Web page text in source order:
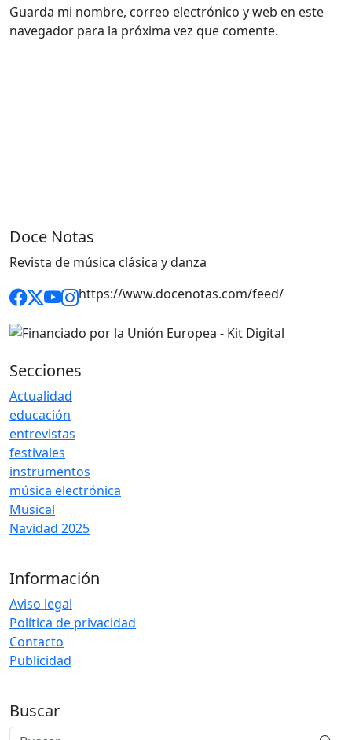
Guarda mi nombre, correo electrónico y web en este
navegador para la próxima vez que comente.
Doce Notas
Revista de música clásica y danza
https://www.docenotas.com/feed/
Secciones
Actualidad
educación
entrevistas
festivales
instrumentos
música electrónica
Musical
Navidad 2025
Información
Aviso legal
Política de privacidad
Contacto
Publicidad
Buscar